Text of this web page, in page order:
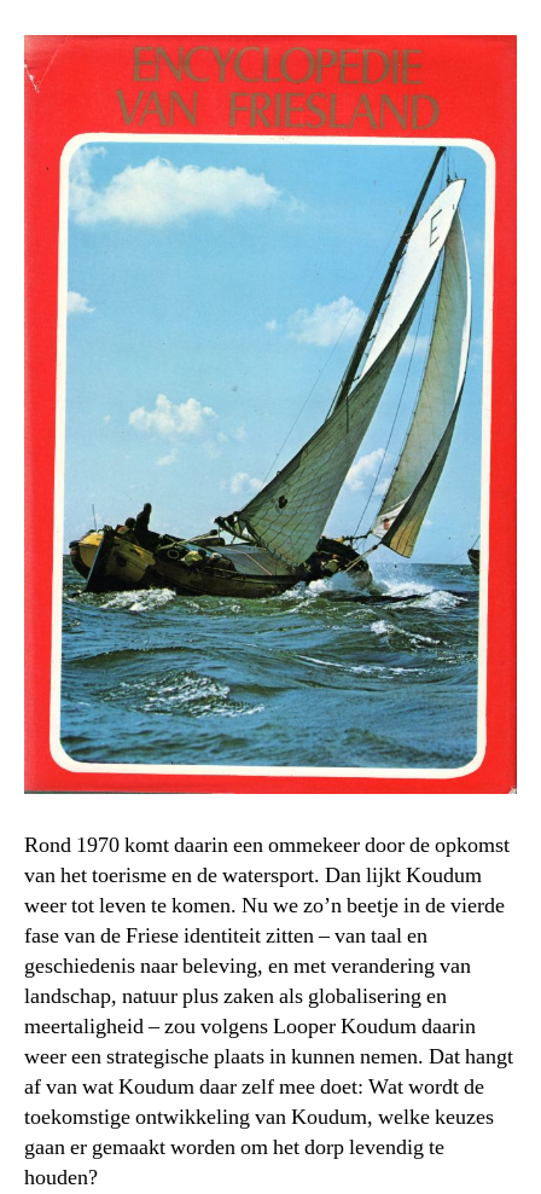
Rond 1970 komt daarin een ommekeer door de opkomst
van het toerisme en de watersport. Dan lijkt Koudum
weer tot leven te komen. Nu we zo’n beetje in de vierde
fase van de Friese identiteit zitten – van taal en
geschiedenis naar beleving, en met verandering van
landschap, natuur plus zaken als globalisering en
meertaligheid – zou volgens Looper Koudum daarin
weer een strategische plaats in kunnen nemen. Dat hangt
af van wat Koudum daar zelf mee doet: Wat wordt de
toekomstige ontwikkeling van Koudum, welke keuzes
gaan er gemaakt worden om het dorp levendig te
houden?